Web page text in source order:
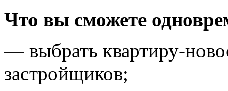
Что вы сможете
— выбрать квартиру-
застройщиков;